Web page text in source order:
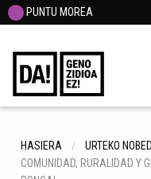
PUNTU MOREA
HASIERA
URTEKO
COMUNIDAD, RURALIDAD Y